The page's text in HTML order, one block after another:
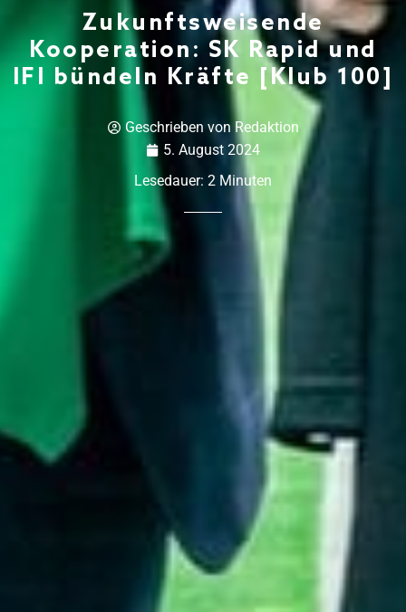
Zukunftsweisende
Kooperation: SK Rapid und
IFI bündeln Kräfte [Klub 100]
Geschrieben von Redaktion
5. August 2024
Lesedauer: 2 Minuten